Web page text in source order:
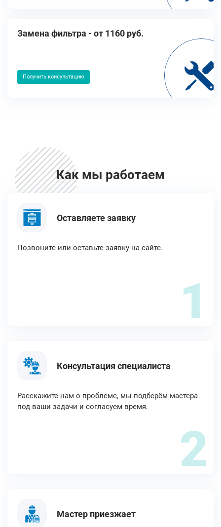
Замена фильтра - от 1160 руб.
Получить консультацию
Как мы работаем
Оставляете заявку
Позвоните или оставьте заявку на сайте.
1
Консультация специалиста
Расскажите нам о проблеме, мы подберём мастера
под ваши задачи и согласуем время.
2
Мастер приезжает